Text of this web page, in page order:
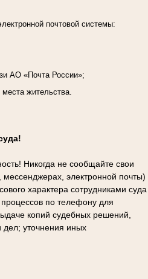
почтовой системы:
АО «Почта России»;
жительства.
Никогда не сообщайте свои
мессенджерах, электронной почты)
характера сотрудниками суда
по телефону для
копий судебных решений,
уточнения иных